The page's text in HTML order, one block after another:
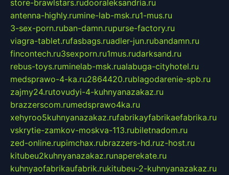
store-brawlstars.rudooraleksandria.ru
antenna-highly.rumine-lab-msk.ru1-mus.ru
3-sex-porn.ruban-damn.rupurse-factory.ru
viagra-tablet.rufasbags.ruadler-jun.rubandamn.ru
fincontech.ru3sexporn.ru1mus.rudarksand.ru
rebus-toys.ruminelab-msk.rualabuga-cityhotel.ru
medsprawo-4-ka.ru2864420.rublagodarenie-spb.ru
zajmy24.rutovudyi-4-kuhnyanazakaz.ru
brazzerscom.rumedsprawo4ka.ru
xehyroo5kuhnyanazakaz.rufabrikayfabrikaefabrika.ru
vskrytie-zamkov-moskva-113.rubiletnadom.ru
zed-online.rupimchax.rubrazzers-hd.ruz-host.ru
kitubeu2kuhnyanazakaz.runaperekate.ru
kuhnyaofabrikaufabrik.rukitubeu-2-kuhnyanazakaz.ru